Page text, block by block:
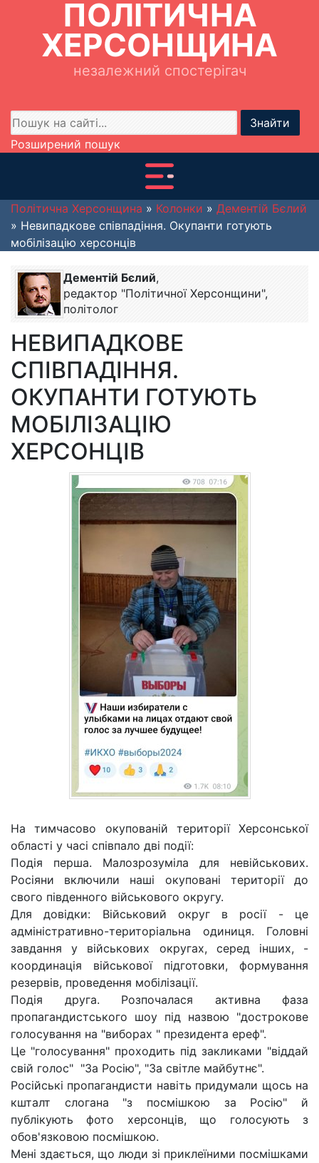
ПОЛІТИЧНА
ХЕРСОНЩИНА
незалежний спостерігач
Знайти
Розширений пошук
Політична Херсонщина » Колонки » Дементій Бєлий
» Невипадкове співпадіння. Окупанти готують
мобілізацію херсонців
Дементій Бєлий,
редактор "Політичної Херсонщини",
політолог
НЕВИПАДКОВЕ
СПІВПАДІННЯ.
ОКУПАНТИ ГОТУЮТЬ
МОБІЛІЗАЦІЮ
ХЕРСОНЦІВ
На тимчасово окупованій території Херсонської
області у часі співпало дві події:
Подія перша. Малозрозуміла для невійськових.
Росіяни включили наші окуповані території до
свого південного військового округу.
Для довідки: Військовий округ в росії - це
адміністративно-територіальна одиниця. Головні
завдання у військових округах, серед інших, -
координація військової підготовки, формування
резервів, проведення мобілізації.
Подія друга. Розпочалася активна фаза
пропагандистського шоу під назвою "дострокове
голосування на "виборах " президента ереф".
Це "голосування" проходить під закликами "віддай
свій голос" "За Росію", "За світле майбутнє".
Російські пропагандисти навіть придумали щось на
кшталт слогана "з посмішкою за Росію" й
публікують фото херсонців, що голосують з
обов'язковою посмішкою.
Мені здається, що люди зі приклеїними посмішками